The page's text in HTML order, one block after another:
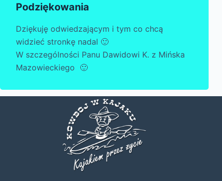
Podziękowania
Dziękuję odwiedzającym i tym co chcą
widzieć stronkę nadal 🙂
W szczególności Panu Dawidowi K. z Mińska
Mazowieckiego 🙂